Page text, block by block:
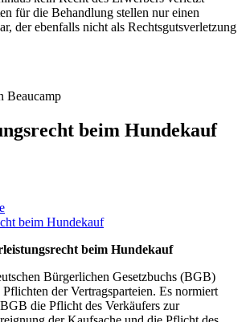
für die Behandlung stellen nur einen
der ebenfalls nicht als Rechtsgutsverletzung
Beaucamp
beim Hundekauf
beim Hundekauf
Bürgerlichen Gesetzbuchs (BGB)
der Vertragsparteien. Es normiert
die Pflicht des Verkäufers zur